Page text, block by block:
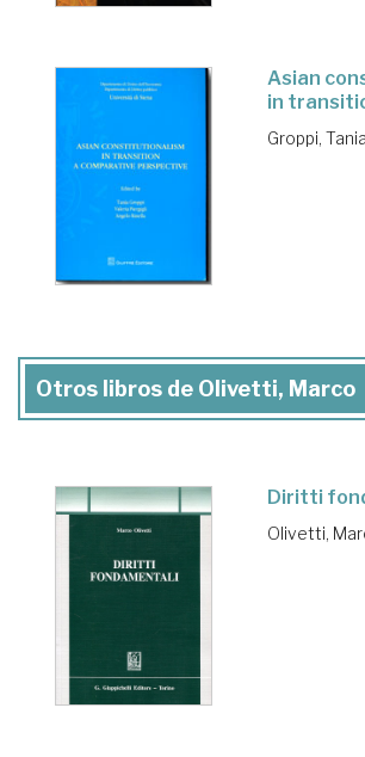
Asian
in
Groppi, Tania
Otros libros de Olivetti, Marco
Diritti
Olivetti,